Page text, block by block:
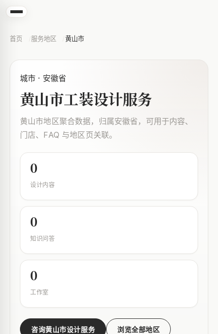
首页 服务地区 黄山市
城市 · 安徽省
黄山市工装设计服务
黄山市地区聚合数据，归属安徽省，可用于内容、
门店、FAQ 与地区页关联。
0
设计内容
0
知识问答
0
工作室
咨询黄山市设计服务 浏览全部地区